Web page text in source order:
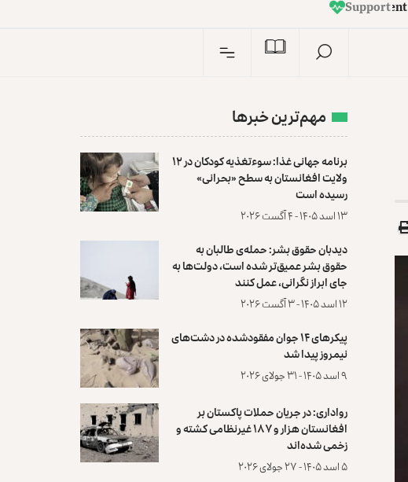
t
n
e
d
n
e
p
e
d
n
ISupport
مهم‌ترین خبرها
برنامه جهانی غذا: سوءتغذیه کودکان در ۱۲
ولایت افغانستان به سطح «بحرانی»
رسیده است
۱۳ اسد ۱۴۰۵ - ۴ آگست ۲۰۲۶
دیدبان حقوق بشر: حمله‌ی طالبان به
حقوق بشر عمیق‌تر شده است، دولت‌ها به
جای ابراز نگرانی، عمل کنند
۱۲ اسد ۱۴۰۵ - ۳ آگست ۲۰۲۶
پیکرهای ۱۴ جوان مفقودشده در دشت‌های
نیمروز پیدا شد
۹ اسد ۱۴۰۵ - ۳۱ جولای ۲۰۲۶
رواداری: در جریان حملات پاکستان بر
افغانستان هزار و ۱۸۷ غیرنظامی کشته و
زخمی شده‌اند
۵ اسد ۱۴۰۵ - ۲۷ جولای ۲۰۲۶